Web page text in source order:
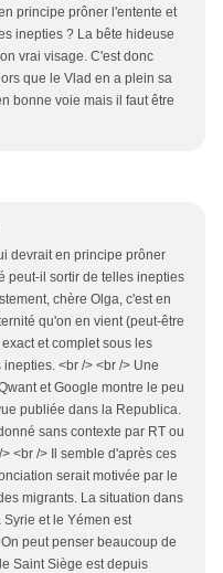
principe prôner l'entente et
inepties ? La bête hideuse
vrai visage. C'est donc
que le Vlad en a plein sa
bonne voie mais il faut être
devrait en principe prôner
peut-il sortir de telles inepties
chère Olga, c'est en
qu'on en vient (peut-être
et complet sous les
<br /> <br /> Une
et Google montre le peu
publiée dans la Republica.
sans contexte par RT ou
<br /> Il semble d'après ces
serait motivée par le
migrants. La situation dans
et le Yémen est
peut penser beaucoup de
Saint Siège est depuis